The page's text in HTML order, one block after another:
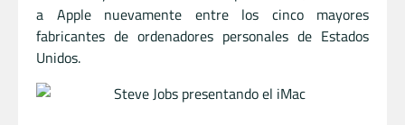
a Apple nuevamente entre los cinco mayores
fabricantes de ordenadores personales de Estados
Unidos.